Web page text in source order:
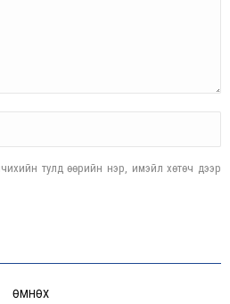
тулд өөрийн нэр, имэйл хөтөч дээр
ӨМНӨХ